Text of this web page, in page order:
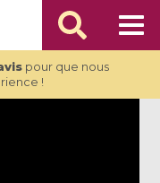
pour que nous
!